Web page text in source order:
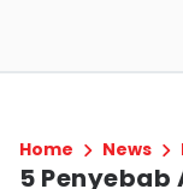
Home News
5 Penyebab